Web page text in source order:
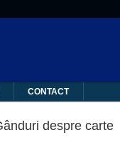
CONTACT
despre carte